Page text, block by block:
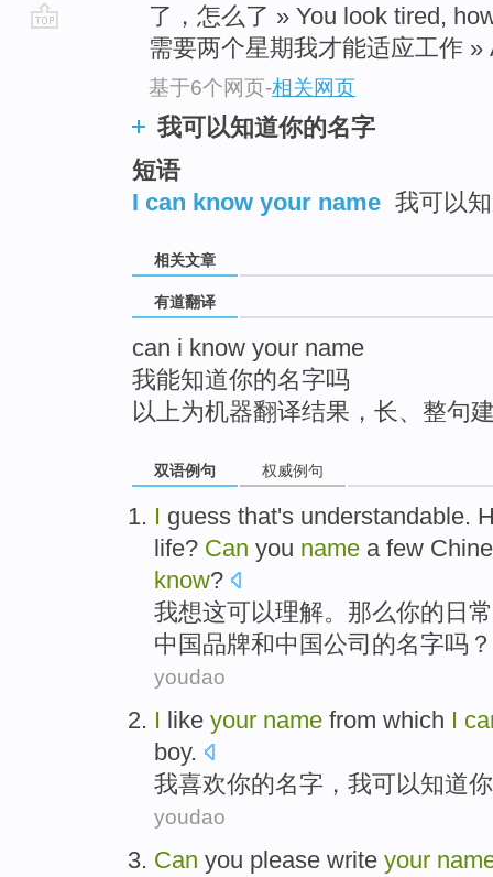
了，怎么了 » You look tired,
需要两个星期我才能适应工作 »
基于6个网页-相关网页
我可以知道你的名字
短语
I can know your name 我可以
相关文章
有道翻译
can i know your name
我能知道你的名字吗
以上为机器翻译结果，长、整句
双语例句 权威例句
I guess that's understandable.
life? Can you name a few
know?
我想这可以理解。那么你的 日常
中国品牌和中国公司 的名字吗？
youdao
I like your name from which I
boy.
我喜欢你的名字 ，我可以知道你
youdao
Can you please write your